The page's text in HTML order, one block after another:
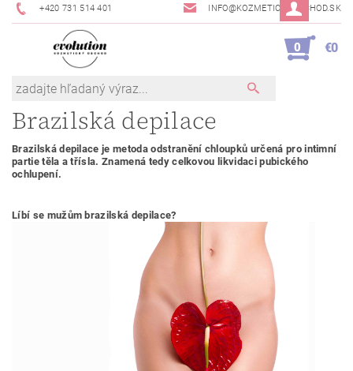
+420 731 514 401 INFO@KOZMETICKYOBCHOD.SK
0 €0
Brazilská depilace
Brazilská depilace je metoda odstranění chloupků určená pro intimní
partie těla a třísla. Znamená tedy celkovou likvidaci pubického
ochlupení.
Líbí se mužům brazilská depilace?